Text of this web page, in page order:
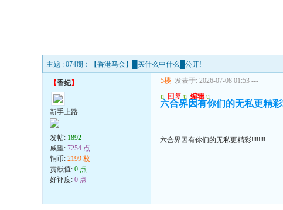
主题 : 074期：【香港马会】█买什么中什么█公开!
【香妃】
新手上路
发帖: 1892
威望: 7254 点
铜币: 2199 枚
贡献值: 0 点
好评度: 0 点
5楼 发表于: 2026-07-08 01:53 ---
u 回复 u 编辑 u
六合界因有你们的无私更精
六合界因有你们的无私更精彩!!!!!!!!